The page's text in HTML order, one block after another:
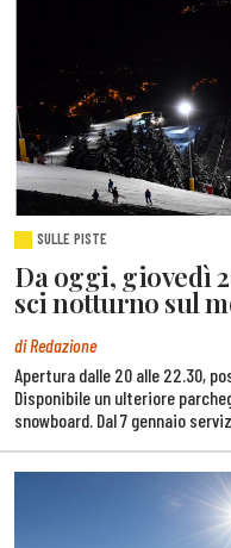
SULLE PISTE
Da oggi, giovedì
sci notturno sul
di Redazione
Apertura dalle 20 alle 22.30,
Disponibile un ulteriore
snowboard. Dal 7 gennaio